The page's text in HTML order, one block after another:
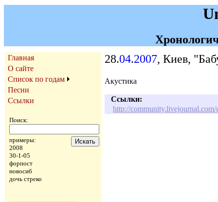
Главная
О сайте
Список по годам
Песни
Ссылки
Поиск:
примеры:
2008
30-1-05
форпост
новосиб
дочь стреко
28.04.2007, Киев,
Акустика
Ссылки:
http://